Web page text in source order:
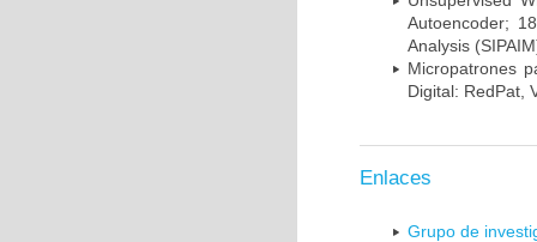
Autoencoder;
Analysis
Micropatrones
Digital: RedPat,
Enlaces
Grupo de